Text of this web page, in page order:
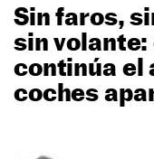
MOTOS
TECNOLOGÍA
SUPERCOCHES
Sin faros,
sin volante:
continúa el
coches